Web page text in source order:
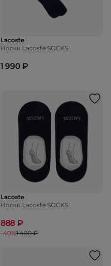
Lacoste
Носки Lacoste SOCKS
1 990 ₽
Lacoste
Носки Lacoste SOCKS
888 ₽
-40%1 480 ₽